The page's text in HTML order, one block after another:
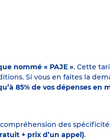
nommé « PAJE ». Cette
Si vous en faites la
85% de vos dépenses en
des
+ prix d’un appel).